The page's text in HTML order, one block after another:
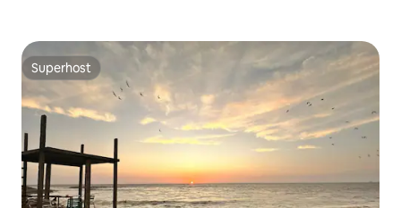
Superhost
Superhost